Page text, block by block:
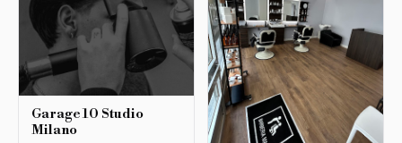
Garage 10 Studio
Milano